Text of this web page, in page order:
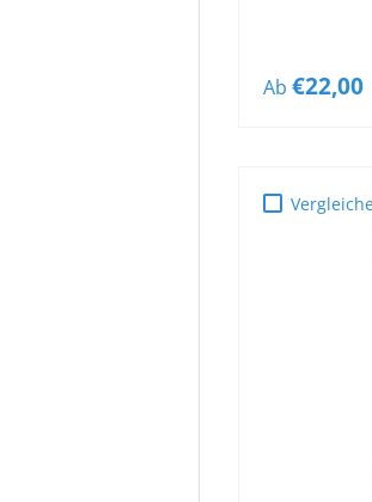
Ab €22,00
IN